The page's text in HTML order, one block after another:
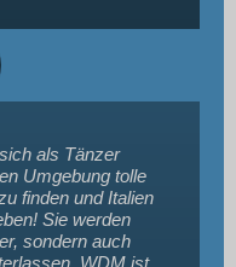
als Tänzer
Umgebung tolle
finden und Italien
Sie werden
sondern auch